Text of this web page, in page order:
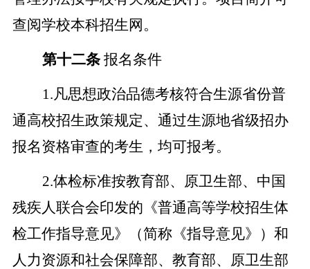
查阅学校本科招生网。
第十二条 报名条件
1.凡思想政治品德考核符合生源省份普
通高校招生政策规定、通过生源地省级招办
报名资格审查的考生，均可报考。
2.体检标准按教育部、原卫生部、中国
残疾人联合会印发的《普通高等学校招生体
检工作指导意见》（简称《指导意见》）和
人力资源和社会保障部、教育部、原卫生部